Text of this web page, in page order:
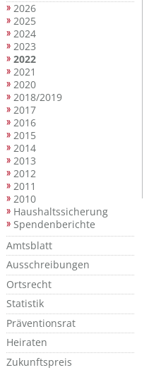
2026
2025
2024
2023
2022
2021
2020
2018/2019
2017
2016
2015
2014
2013
2012
2011
2010
Haushaltssicherung
Spendenberichte
Amtsblatt
Ausschreibungen
Ortsrecht
Statistik
Präventionsrat
Heiraten
Zukunftspreis